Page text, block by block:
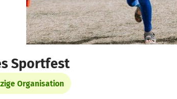
Sportfest
Organisation